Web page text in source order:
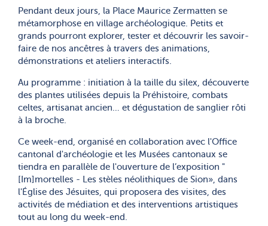
Pendant deux jours, la Place Maurice Zermatten se
métamorphose en village archéologique. Petits et
grands pourront explorer, tester et découvrir les savoir-
faire de nos ancêtres à travers des animations,
démonstrations et ateliers interactifs.
Au programme : initiation à la taille du silex, découverte
des plantes utilisées depuis la Préhistoire, combats
celtes, artisanat ancien… et dégustation de sanglier rôti
à la broche.
Ce week-end, organisé en collaboration avec l'Office
cantonal d'archéologie et les Musées cantonaux se
tiendra en parallèle de l'ouverture de l’exposition "
[Im]mortelles - Les stèles néolithiques de Sion», dans
l'Église des Jésuites, qui proposera des visites, des
activités de médiation et des interventions artistiques
tout au long du week-end.